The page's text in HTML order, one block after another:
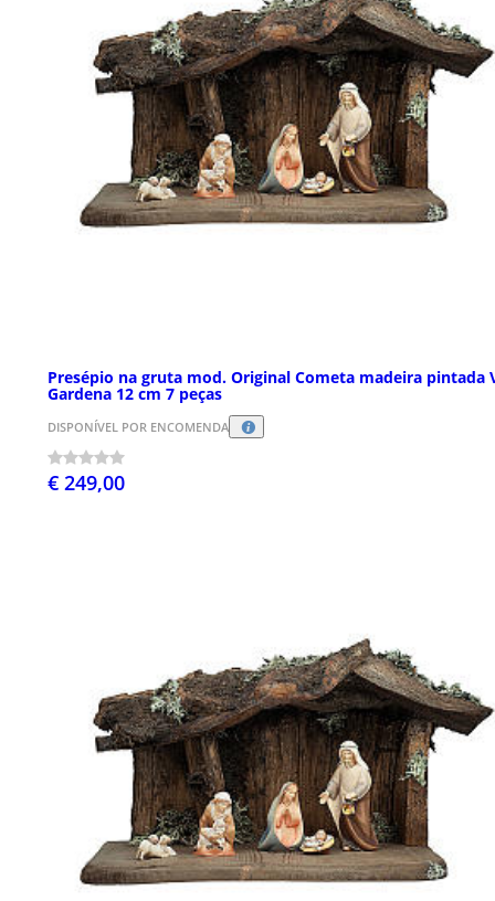
Presépio na gruta mod. Original Cometa madeira pintada
Gardena 12 cm 7 peças
DISPONÍVEL POR ENCOMENDA
€ 249,00